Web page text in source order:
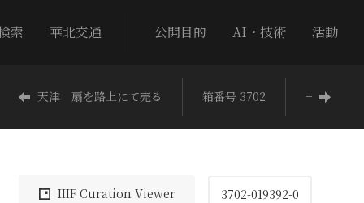
索 華北交通 公開目的 AI・技術 活動
天津 扇を路上にて売る 箱番号 3702 −
IIIF Curation Viewer 3702-019392-0